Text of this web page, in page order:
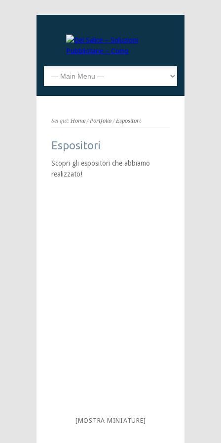
Sei qui: Home/Portfolio /Espositori
Espositori
Scopri gli espositori che abbiamo
realizzato!
[MOSTRA MINIATURE]